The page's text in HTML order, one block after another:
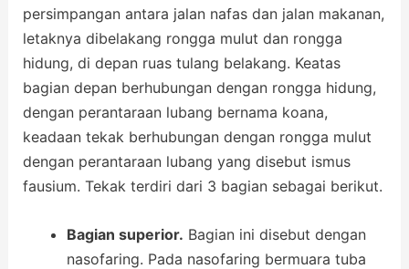
persimpangan antara jalan nafas dan jalan makanan,
letaknya dibelakang rongga mulut dan rongga
hidung, di depan ruas tulang belakang. Keatas
bagian depan berhubungan dengan rongga hidung,
dengan perantaraan lubang bernama koana,
keadaan tekak berhubungan dengan rongga mulut
dengan perantaraan lubang yang disebut ismus
fausium. Tekak terdiri dari 3 bagian sebagai berikut.
Bagian superior. Bagian ini disebut dengan
nasofaring. Pada nasofaring bermuara tuba